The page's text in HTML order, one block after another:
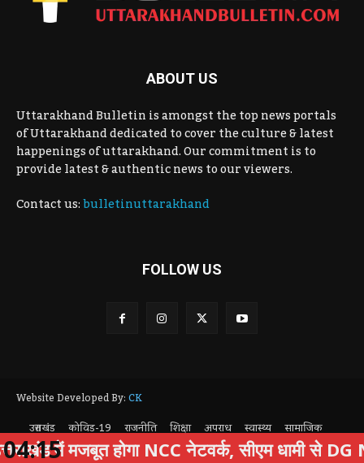
ABOUT US
Uttarakhand Bulletin is amongst the top news portals
of Uttarakhand dedicated to cover the culture & latest
happenings of uttarakhand. Our commitment is to
provide latest & authentic news to our viewers.
Contact us:bulletinuttarakhand
FOLLOW US
Website Developed By:CK
उत्तराखंड
कोविड-19 राजनीति शिक्षा अपराध स्वास्थ्य
सामाजिक
पर्यटन
Privacy Policy
में मजबूत होगा NCC नेटवर्क, सीएम धामी से DG NCC
04:15